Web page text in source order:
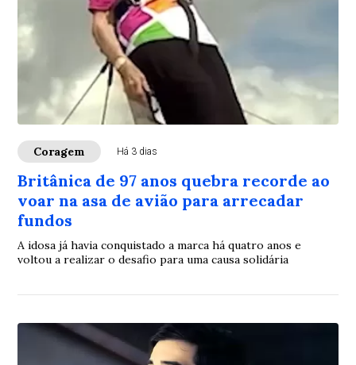
Coragem Há 3 dias
Britânica de 97 anos quebra recorde ao
voar na asa de avião para arrecadar
fundos
A idosa já havia conquistado a marca há quatro anos e
voltou a realizar o desafio para uma causa solidária